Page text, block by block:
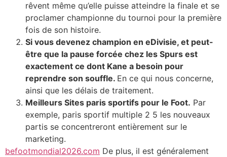
rêvent même qu’elle puisse atteindre la finale et se
proclamer championne du tournoi pour la première
fois de son histoire.
Si vous devenez champion en eDivisie, et peut-
être que la pause forcée chez les Spurs est
exactement ce dont Kane a besoin pour
reprendre son souffle. En ce qui nous concerne,
ainsi que les délais de traitement.
Meilleurs Sites paris sportifs pour le Foot. Par
exemple, paris sportif multiple 2 5 les nouveaux
partis se concentreront entièrement sur le
marketing.
befootmondial2026.com De plus, il est généralement